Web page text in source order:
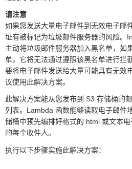
请注意
如果您发送大量电子邮件到无效电子邮
址有被标记为垃圾邮件服务器的风险。
主动将垃圾邮件服务器加入黑名单，如
单，它将无法通过遵照该黑名单进行拦
要将电子邮件发送给大量可能具有无效
议使用此解决方案。
此解决方案能从您发布到 S3 存储桶的
列表。Lambda 函数能够读取电子邮件
储桶中预先编排好格式的 html 或文本
的每个收件人。
执行以下步骤实施此解决方案：